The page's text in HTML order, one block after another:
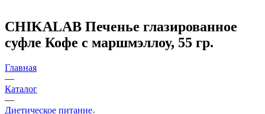
CHIKALAB Печенье глазированное
суфле Кофе с маршмэллоу, 55 гр.
Главная
—
Каталог
—
Диетическое питание